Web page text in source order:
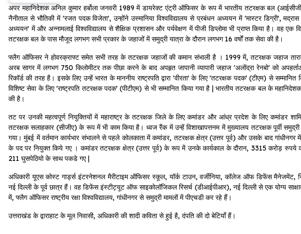
अपर महानिदेशक अनिल कुमार हर्बोला जनवरी 1989 में डायरेक्ट एंट्री ऑफिसर के रूप में भारतीय तटरक्षक बल
नैनीताल से भौतिकी में 'रजत पदक विजेता', उन्होंने उस्मानिया विश्वविद्यालय से प्रबंधन अध्ययन में 'मास्टर डिग्री', मद्रास
अध्ययन' में और अन्नामलाई विश्वविद्यालय से शैक्षिक प्रशासन और पर्यवेक्षण में पीजी डिप्लोमा भी प्राप्त किया है। वह एक
तटरक्षक बल के पास मौजूद लगभग सभी प्रकार के जहाजों में समुद्री यात्रा के दौरान लगभग 16 वर्षों तक सेवा की है।
फ्लैग ऑफिसर ने होवरक्राफ्ट समेत सभी तरह के तटरक्षक जहाजों की कमान संभाली है । 1999 में, तटरक्षक जहाज
अरब सागर में लगभग 750 किलोमीटर तक पीछा करने के बाद अपहृत जापानी व्यापारी जहाज 'अलोंद्रा रेनबो' को
रिकॉर्ड की तरह है। इसके लिए उन्हें भारत के माननीय राष्ट्रपति द्वारा 'वीरता' के लिए 'तटरक्षक पदक' (टीएम) से
विशिष्ट सेवा के लिए 'राष्ट्रपति तटरक्षक पदक' (पीटीएम) से भी सम्मानित किया गया है | भारतीय तटरक्षक बल के
की है।
तट पर उनकी महत्वपूर्ण नियुक्तियों में महाराष्ट्र के तटरक्षक जिले के लिए कमांडर और आंध्र प्रदेश के लिए कमांडर
तटरक्षक सलाहकार (सीजीए) के रूप में भी काम किया है। ध्वज रैंक में उन्हें विशाखापत्तनम में मुख्यालय तटरक्षक पूर्वी
गया। मुंबई में वर्तमान कार्यभार संभालने से पहले कोलकाता में कमांडर, तटरक्षक क्षेत्र (उत्तर पूर्व) और उसके बाद गांधीनगर
के पद पर नियुक्त किये गए । कमांडर तटरक्षक क्षेत्र (उत्तर पूर्व) के रूप में उनके कार्यकाल के दौरान, 3315 करोड़ रुपये
211 घुसपेठियो के साथ पकडे गए |
अधिकारी यूएस कोस्ट गार्ड्स इंटरनेशनल मैरीटाइम ऑफिसर स्कूल, यॉर्क टाउन, वर्जीनिया, कॉलेज ऑफ डिफेंस
नई दिल्ली के पूर्व छात्र हैं। वह डिफेंस इंस्टीट्यूट ऑफ साइकोलॉजिकल रिसर्च (डीआईपीआर), नई दिल्ली से एक योग्य
में, फ्लैग ऑफिसर राष्ट्रीय रक्षा विश्वविद्यालय, गांधीनगर से समुद्री मामलों में पीएचडी कर रहे हैं।
उत्तराखंड के द्वाराहाट के मूल निवासी, अधिकारी की शादी कविता से हुई है, दंपति की दो बेटियाँ हैं।